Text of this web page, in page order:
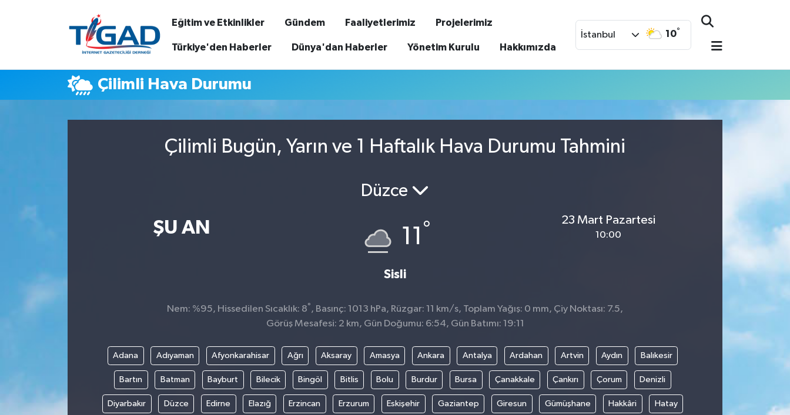
Eğitim ve Etkinlikler Gündem Faaliyetlerimiz Projelerimiz
Türkiye'den Haberler Dünya'dan Haberler Yönetim Kurulu Hakkımızda
İstanbul 10°
Çilimli Hava Durumu
Çilimli Bugün, Yarın ve 1 Haftalık Hava Durumu Tahmini
ŞU AN
Düzce
11 °
Sisli
23 Mart Pazartesi
10:00
Nem: %95, Hissedilen Sıcaklık: 8° , Basınç: 1013 hPa, Rüzgar: 11 km/s, Toplam Yağış: 0 mm, Çiy Noktası: 7.5,
Görüş Mesafesi: 2 km, Gün Doğumu: 6:54, Gün Batımı: 19:11
Adana Adıyaman Afyonkarahisar Ağrı Aksaray Amasya Ankara Antalya Ardahan Artvin Aydın Balıkesir
Bartın Batman Bayburt Bilecik Bingöl Bitlis Bolu Burdur Bursa Çanakkale Çankırı Çorum Denizli
Diyarbakır Düzce Edirne Elazığ Erzincan Erzurum Eskişehir Gaziantep Giresun Gümüşhane Hakkâri Hatay
Nöbetçi Eczaneler
Hava Durumu